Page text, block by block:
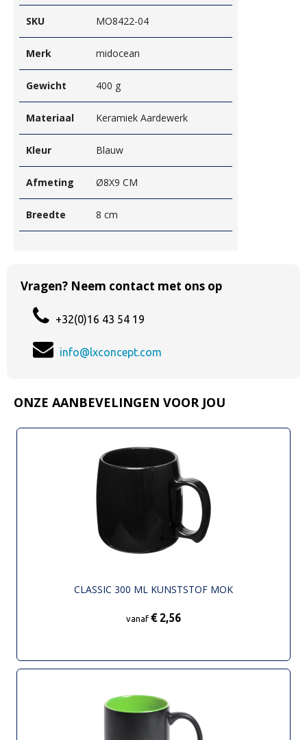
SKU MO8422-04
Merk midocean
Gewicht 400 g
Materiaal Keramiek Aardewerk
Kleur Blauw
Afmeting Ø8X9 CM
Breedte 8 cm
Vragen? Neem contact met ons op
+32(0)16 43 54 19
info@lxconcept.com
ONZE AANBEVELINGEN VOOR JOU
CLASSIC 300 ML KUNSTSTOF MOK
vanaf € 2,56